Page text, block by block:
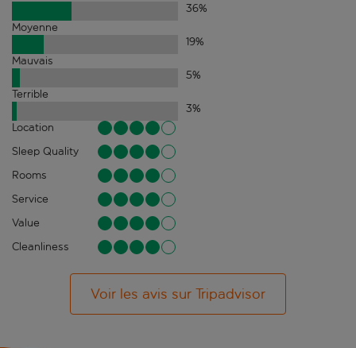
36%
Moyenne
19%
Mauvais
5%
Terrible
3%
Location
Sleep Quality
Rooms
Service
Value
Cleanliness
Voir les avis sur Tripadvisor